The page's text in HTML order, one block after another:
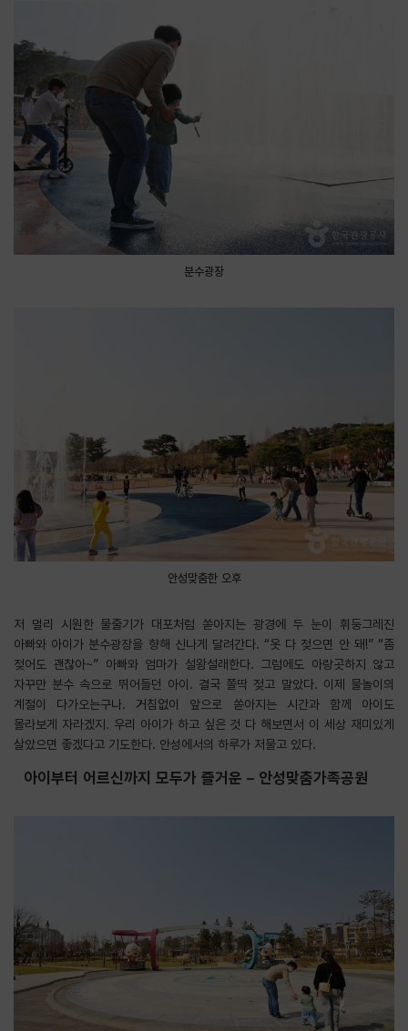
분수광장
안성맞춤한 오후
저 멀리 시원한 물줄기가 대포처럼 쏟아지는 광경에 두 눈이 휘둥그레진
아빠와 아이가 분수광장을 향해 신나게 달려간다. “옷 다 젖으면 안 돼!” “좀
젖어도 괜찮아~” 아빠와 엄마가 설왕설래한다. 그럼에도 아랑곳하지 않고
자꾸만 분수 속으로 뛰어들던 아이. 결국 쫄딱 젖고 말았다. 이제 물놀이의
계절이 다가오는구나. 거침없이 앞으로 쏟아지는 시간과 함께 아이도
몰라보게 자라겠지. 우리 아이가 하고 싶은 것 다 해보면서 이 세상 재미있게
살았으면 좋겠다고 기도한다. 안성에서의 하루가 저물고 있다.
아이부터 어르신까지 모두가 즐거운 – 안성맞춤가족공원